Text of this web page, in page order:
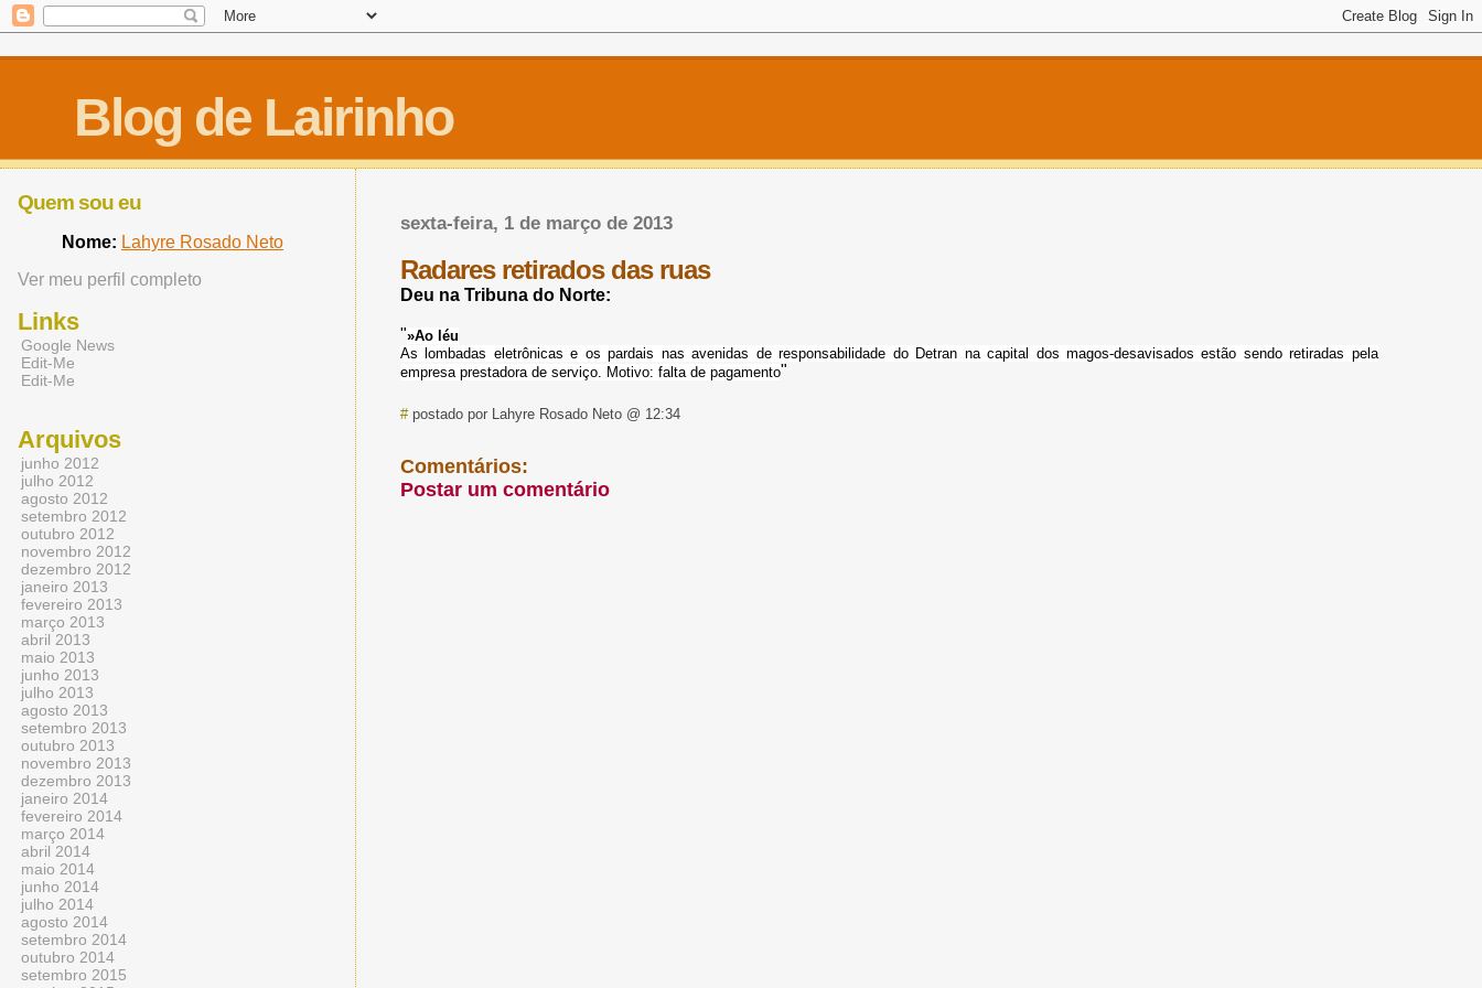
Blog de Lairinho
sexta-feira, 1 de março de 2013
Radares retirados das ruas
Deu na Tribuna do Norte:
"»Ao léu
As lombadas eletrônicas e os pardais nas avenidas de responsabilidade do Detran na capital dos magos-desavisados estão sendo retiradas pela
empresa prestadora de serviço. Motivo: falta de pagamento"
#postado por Lahyre Rosado Neto @ 12:34
Comentários:
Postar um comentário
Quem sou eu
Nome: Lahyre Rosado Neto
Ver meu perfil completo
Links
Google News
Edit-Me
Edit-Me
Arquivos
junho 2012
julho 2012
agosto 2012
setembro 2012
outubro 2012
novembro 2012
dezembro 2012
janeiro 2013
fevereiro 2013
março 2013
abril 2013
maio 2013
junho 2013
julho 2013
agosto 2013
setembro 2013
outubro 2013
novembro 2013
dezembro 2013
janeiro 2014
fevereiro 2014
março 2014
abril 2014
maio 2014
junho 2014
julho 2014
agosto 2014
setembro 2014
outubro 2014
setembro 2015